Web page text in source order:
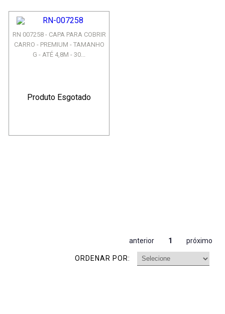
RN 007258 - CAPA PARA COBRIR
CARRO - PREMIUM - TAMANHO
G - ATÉ 4,8M - 30...
Produto Esgotado
anterior 1 próximo
ORDENAR POR: